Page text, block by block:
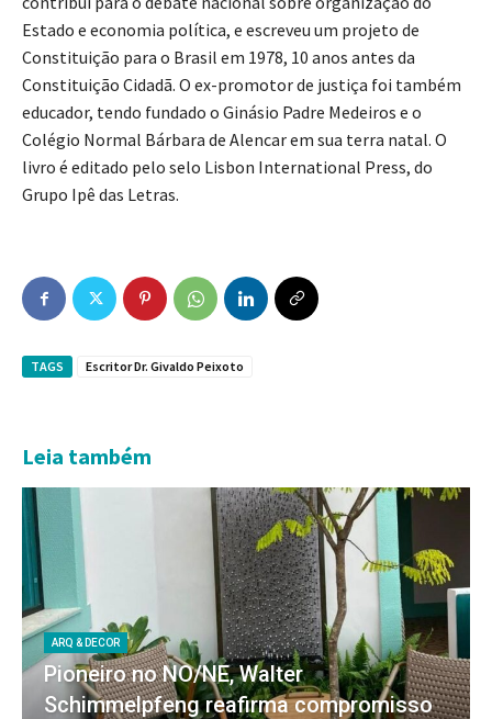
Estado e economia política, e escreveu um projeto de
Constituição para o Brasil em 1978, 10 anos antes da
Constituição Cidadã. O ex-promotor de justiça foi também
educador, tendo fundado o Ginásio Padre Medeiros e o
Colégio Normal Bárbara de Alencar em sua terra natal. O
livro é editado pelo selo Lisbon International Press, do
Grupo Ipê das Letras.
TAGS Escritor Dr. Givaldo Peixoto
Leia também
ARQ & DECOR
Pioneiro no NO/NE, Walter
Schimmelpfeng reafirma compromisso